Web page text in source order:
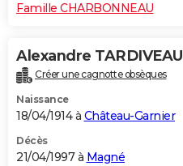
Famille CHARBONNEAU
Alexandre TARDIVEAU
Créer une cagnotte obsèques
Naissance
18/04/1914 à Château-Garnier
Décès
21/04/1997 à Magné